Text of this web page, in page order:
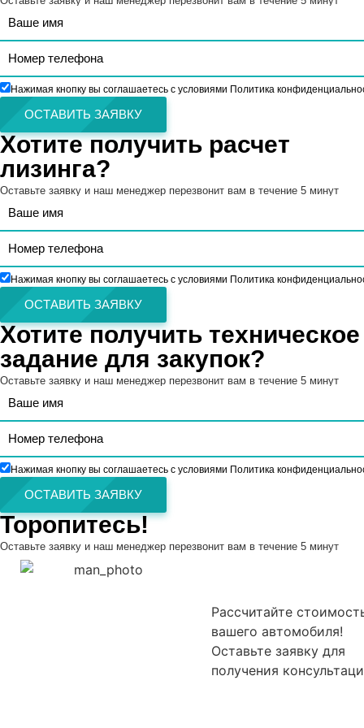
Нажимая кнопку вы соглашаетесь с условиями Политика
ОСТАВИТЬ ЗАЯВКУ
Хотите получить расчет
лизинга?
Оставьте заявку и наш менеджер перезвонит вам в течение 5 минут
Нажимая кнопку вы соглашаетесь с условиями Политика
ОСТАВИТЬ ЗАЯВКУ
Хотите получить техническое
задание для закупок?
Оставьте заявку и наш менеджер перезвонит вам в течение 5 минут
Нажимая кнопку вы соглашаетесь с условиями Политика
ОСТАВИТЬ ЗАЯВКУ
Торопитесь!
Оставьте заявку и наш менеджер перезвонит вам в течение 5 минут
Рассчитайте
вашего автомобиля!
Оставьте заявку для
получения